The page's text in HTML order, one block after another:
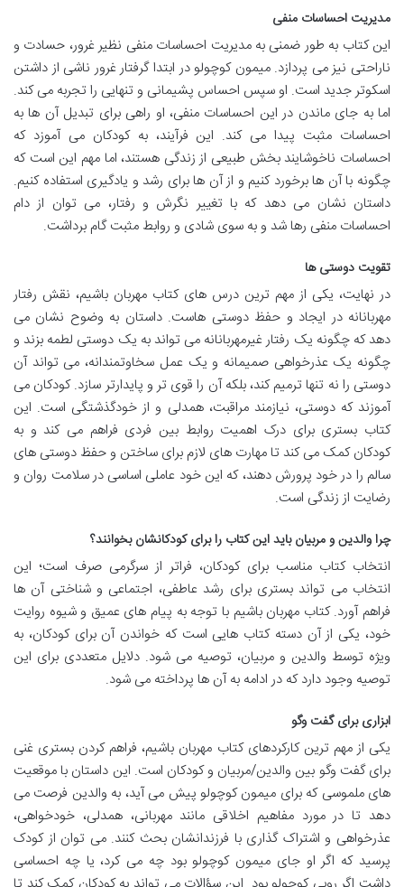
مدیریت احساسات منفی
این کتاب به طور ضمنی به مدیریت احساسات منفی نظیر غرور، حسادت و
ناراحتی نیز می پردازد. میمون کوچولو در ابتدا گرفتار غرور ناشی از داشتن
اسکوتر جدید است. او سپس احساس پشیمانی و تنهایی را تجربه می کند.
اما به جای ماندن در این احساسات منفی، او راهی برای تبدیل آن ها به
احساسات مثبت پیدا می کند. این فرآیند، به کودکان می آموزد که
احساسات ناخوشایند بخش طبیعی از زندگی هستند، اما مهم این است که
چگونه با آن ها برخورد کنیم و از آن ها برای رشد و یادگیری استفاده کنیم.
داستان نشان می دهد که با تغییر نگرش و رفتار، می توان از دام
احساسات منفی رها شد و به سوی شادی و روابط مثبت گام برداشت.
تقویت دوستی ها
در نهایت، یکی از مهم ترین درس های کتاب مهربان باشیم، نقش رفتار
مهربانانه در ایجاد و حفظ دوستی هاست. داستان به وضوح نشان می
دهد که چگونه یک رفتار غیرمهربانانه می تواند به یک دوستی لطمه بزند و
چگونه یک عذرخواهی صمیمانه و یک عمل سخاوتمندانه، می تواند آن
دوستی را نه تنها ترمیم کند، بلکه آن را قوی تر و پایدارتر سازد. کودکان می
آموزند که دوستی، نیازمند مراقبت، همدلی و از خودگذشتگی است. این
کتاب بستری برای درک اهمیت روابط بین فردی فراهم می کند و به
کودکان کمک می کند تا مهارت های لازم برای ساختن و حفظ دوستی های
سالم را در خود پرورش دهند، که این خود عاملی اساسی در سلامت روان و
رضایت از زندگی است.
چرا والدین و مربیان باید این کتاب را برای کودکانشان بخوانند؟
انتخاب کتاب مناسب برای کودکان، فراتر از سرگرمی صرف است؛ این
انتخاب می تواند بستری برای رشد عاطفی، اجتماعی و شناختی آن ها
فراهم آورد. کتاب مهربان باشیم با توجه به پیام های عمیق و شیوه روایت
خود، یکی از آن دسته کتاب هایی است که خواندن آن برای کودکان، به
ویژه توسط والدین و مربیان، توصیه می شود. دلایل متعددی برای این
توصیه وجود دارد که در ادامه به آن ها پرداخته می شود.
ابزاری برای گفت وگو
یکی از مهم ترین کارکردهای کتاب مهربان باشیم، فراهم کردن بستری غنی
برای گفت وگو بین والدین/مربیان و کودکان است. این داستان با موقعیت
های ملموسی که برای میمون کوچولو پیش می آید، به والدین فرصت می
دهد تا در مورد مفاهیم اخلاقی مانند مهربانی، همدلی، خودخواهی،
عذرخواهی و اشتراک گذاری با فرزندانشان بحث کنند. می توان از کودک
پرسید که اگر او جای میمون کوچولو بود چه می کرد، یا چه احساسی